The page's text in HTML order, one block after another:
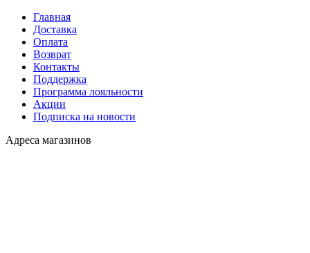
Главная
Доставка
Оплата
Возврат
Контакты
Поддержка
Программа лояльности
Акции
Подписка на новости
Адреса магазинов